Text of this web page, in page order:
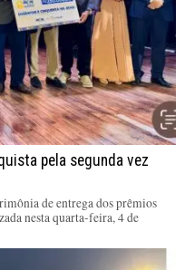
pela segunda vez
de entrega dos prêmios
nesta quarta-feira, 4 de